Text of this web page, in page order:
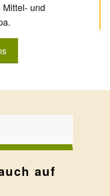
und
auf